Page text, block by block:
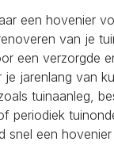
een hovenier
van je
een verzorgde
je jarenlang van
tuinaanleg,
periodiek
snel een